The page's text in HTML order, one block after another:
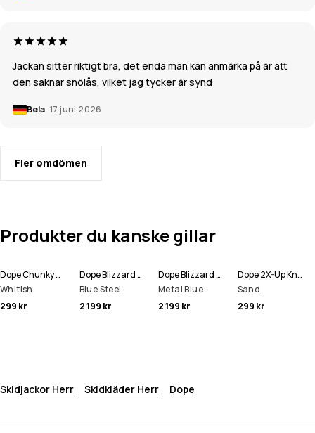
Jackan sitter riktigt bra, det enda man kan anmärka på är att
den saknar snölås, vilket jag tycker är synd
Bela 17 juni 2026
Fler omdömen
Produkter du kanske gillar
Dope Chunky Mössa
Whitish
299 kr
Dope Blizzard Full Zip Snowboardjacka Man
Blue Steel
2 199 kr
Dope Blizzard Full Zip Skidjacka Man
Metal Blue
2 199 kr
Dope 2X-Up Knitted Ansiktsmask
Sand
299 kr
Skidjackor Herr Skidkläder Herr Dope